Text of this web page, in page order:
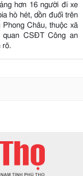
hơn 16 người đi xe
hò hét, dồn đuổi trên
Châu, thuộc xã
quan CSĐT Công an
rõ.